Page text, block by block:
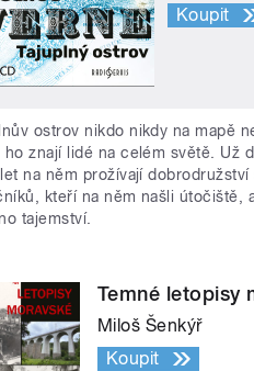
Koupit
ostrov nikdo nikdy na mapě
ho znají lidé na celém světě. Už
na něm prožívají
kteří na něm našli útočiště,
tajemství.
Temné letopisy
Miloš Šenkýř
Koupit